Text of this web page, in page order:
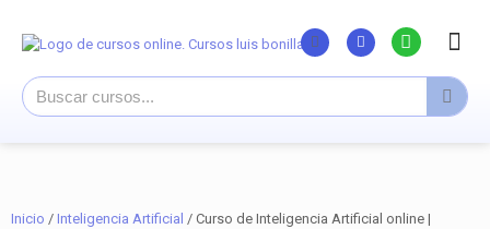
Inicio / Inteligencia Artificial / Curso de Inteligencia Artificial online |